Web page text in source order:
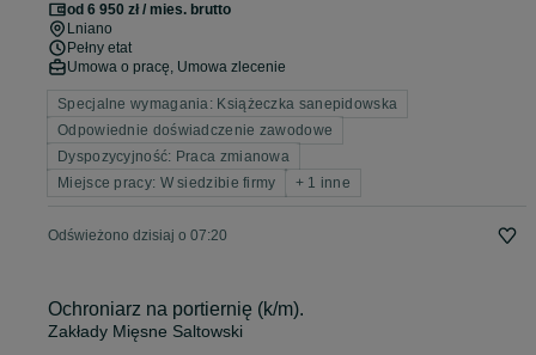
od 6 950 zł / mies. brutto
Lniano
Pełny etat
Umowa o pracę, Umowa zlecenie
Specjalne wymagania: Książeczka sanepidowska
Odpowiednie doświadczenie zawodowe
Dyspozycyjność: Praca zmianowa
Miejsce pracy: W siedzibie firmy
+ 1 inne
Odświeżono dzisiaj o 07:20
Ochroniarz na portiernię (k/m).
Zakłady Mięsne Saltowski